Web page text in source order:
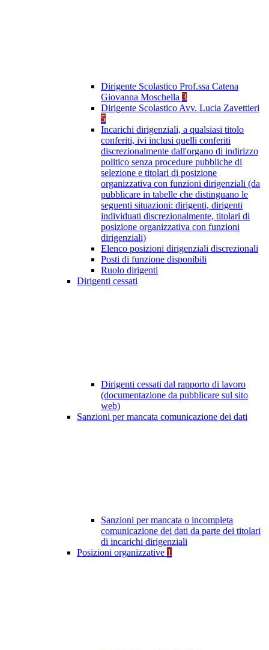
Dirigente Scolastico Prof.ssa Catena
Giovanna Moschella 3
Dirigente Scolastico Avv. Lucia Zavettieri
5
Incarichi dirigenziali, a qualsiasi titolo
conferiti, ivi inclusi quelli conferiti
discrezionalmente dall'organo di indirizzo
politico senza procedure pubbliche di
selezione e titolari di posizione
organizzativa con funzioni dirigenziali (da
pubblicare in tabelle che distinguano le
seguenti situazioni: dirigenti, dirigenti
individuati discrezionalmente, titolari di
posizione organizzativa con funzioni
dirigenziali)
Elenco posizioni dirigenziali discrezionali
Posti di funzione disponibili
Ruolo dirigenti
Dirigenti cessati
Dirigenti cessati dal rapporto di lavoro
(documentazione da pubblicare sul sito
web)
Sanzioni per mancata comunicazione dei dati
Sanzioni per mancata o incompleta
comunicazione dei dati da parte dei titolari
di incarichi dirigenziali
Posizioni organizzative 1